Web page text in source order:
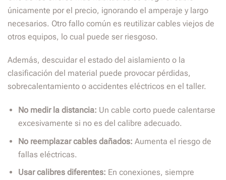
únicamente por el precio, ignorando el amperaje y largo
necesarios. Otro fallo común es reutilizar cables viejos de
otros equipos, lo cual puede ser riesgoso.
Además, descuidar el estado del aislamiento o la
clasificación del material puede provocar pérdidas,
sobrecalentamiento o accidentes eléctricos en el taller.
No medir la distancia: Un cable corto puede calentarse
excesivamente si no es del calibre adecuado.
No reemplazar cables dañados: Aumenta el riesgo de
fallas eléctricas.
Usar calibres diferentes: En conexiones, siempre